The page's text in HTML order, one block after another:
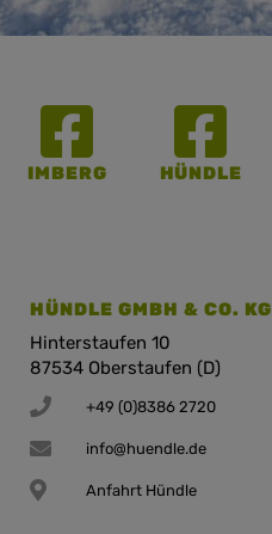
IMBERG HÜNDLE
HÜNDLE GMBH & CO. KG
Hinterstaufen 10
87534 Oberstaufen (D)
+49 (0)8386 2720
info@huendle.de
Anfahrt Hündle